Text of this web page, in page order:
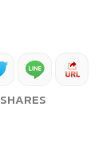
SHARES